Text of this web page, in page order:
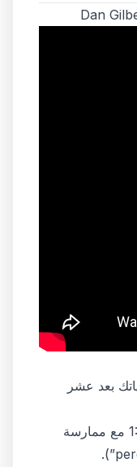
بعد عشر
— قلّد من 0:50–1:20 مع ممارسة